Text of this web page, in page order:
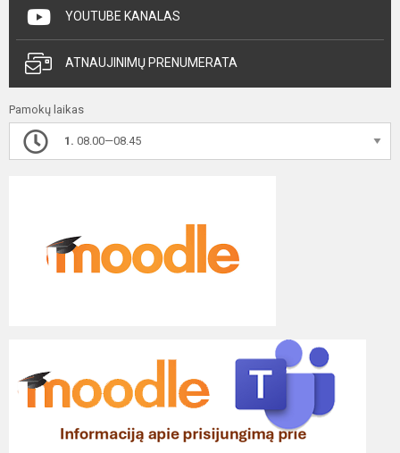
YOUTUBE KANALAS
ATNAUJINIMŲ PRENUMERATA
Pamokų laikas
1. 08.00—08.45